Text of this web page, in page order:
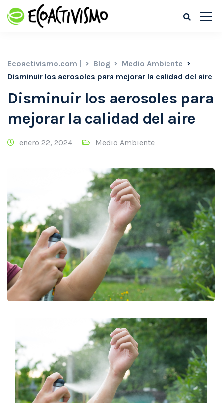
Ecoactivismo.com | Blog
Medio Ambiente
Disminuir los aerosoles para mejorar la calidad del aire
Disminuir los aerosoles para
mejorar la calidad del aire
enero 22, 2024 Medio Ambiente